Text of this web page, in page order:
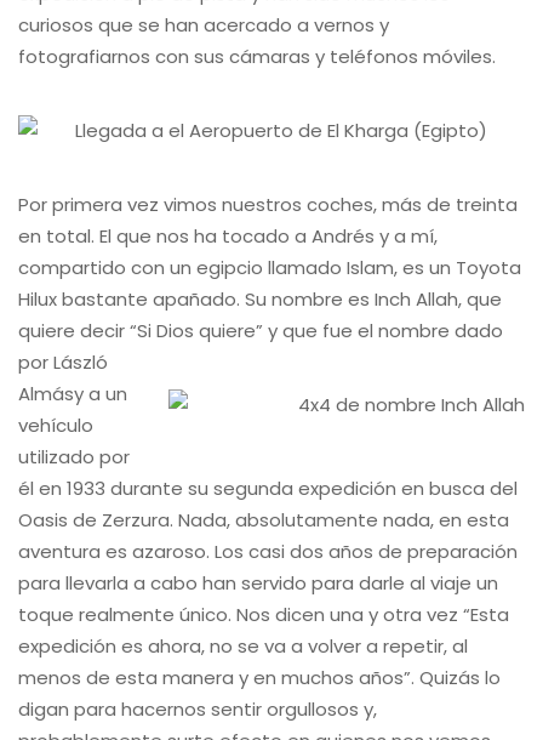
curiosos que se han acercado a vernos y
fotografiarnos con sus cámaras y teléfonos móviles.
Por primera vez vimos nuestros coches, más de treinta
en total. El que nos ha tocado a Andrés y a mí,
compartido con un egipcio llamado Islam, es un Toyota
Hilux bastante apañado. Su nombre es Inch Allah, que
quiere decir “Si Dios quiere” y que fue el nombre dado
por László
Almásy a un
vehículo
utilizado por
él en 1933 durante su segunda expedición en busca del
Oasis de Zerzura. Nada, absolutamente nada, en esta
aventura es azaroso. Los casi dos años de preparación
para llevarla a cabo han servido para darle al viaje un
toque realmente único. Nos dicen una y otra vez “Esta
expedición es ahora, no se va a volver a repetir, al
menos de esta manera y en muchos años”. Quizás lo
digan para hacernos sentir orgullosos y,